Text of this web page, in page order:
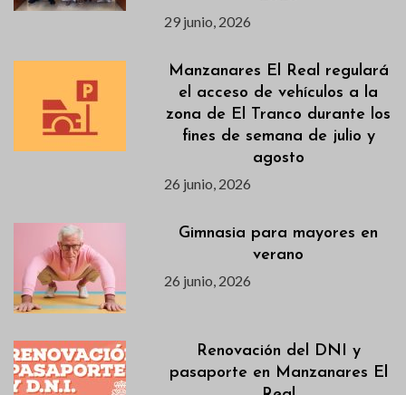
29 junio, 2026
Manzanares El Real regulará
el acceso de vehículos a la
zona de El Tranco durante los
fines de semana de julio y
agosto
26 junio, 2026
Gimnasia para mayores en
verano
26 junio, 2026
Renovación del DNI y
pasaporte en Manzanares El